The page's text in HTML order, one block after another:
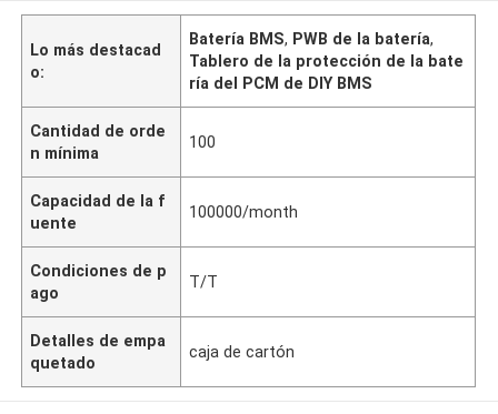
Lo más destacad
o:
Batería BMS, PWB de la batería,
Tablero de la protección de la bate
ría del PCM de DIY BMS
Cantidad de orde
n mínima
100
Capacidad de la f
uente
100000/month
Condiciones de p
ago
T/T
Detalles de empa
quetado
caja de cartón